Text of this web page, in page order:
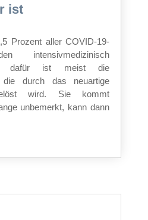
ist
Prozent aller COVID-19-
intensivmedizinisch
dafür ist meist die
die durch das neuartige
wird. Sie kommt
unbemerkt, kann dann